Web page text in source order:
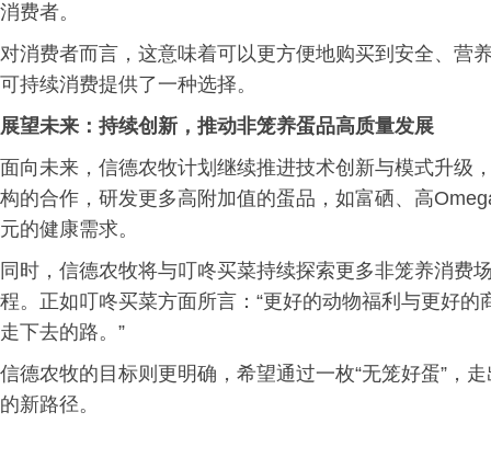
消费者。
对消费者而言，这意味着可以更方便地购买到安全、营
可持续消费提供了一种选择。
展望未来：持续创新，推动非笼养蛋品高质量发展
面向未来，信德农牧计划继续推进技术创新与模式升级
构的合作，研发更多高附加值的蛋品，如富硒、高
元的健康需求。
同时，信德农牧将与叮咚买菜持续探索更多非笼养消费
程。正如叮咚买菜方面所言：“更好的动物福利与更好
走下去的路。”
信德农牧的目标则更明确，希望通过一枚“无笼好蛋”，
的新路径。